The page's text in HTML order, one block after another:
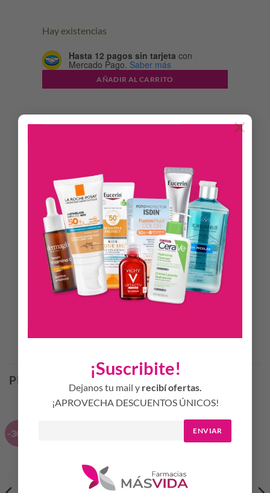
¡Suscribite!
Dejanos tu mail y recibí ofertas.
¡APROVECHA DESCUENTOS ÚNICOS!
ENVIAR
×
Hay existencias
Hasta 12 pagos sin tarjeta con
Mercado Pago. Saber más
AÑADIR AL CARRITO
DESCRIPCIÓN
Crema nutritiva antiage y bio-reparadora, especialmente
diseñada para el uso de noche. Contiene Alistin y
Fosfolípidos de Soja. Fórmula ultra liviana que atenúa los
efectos del paso del tiempo en la piel, estimula las células
productoras de colágeno y restablece la elasticidad de la piel.
En 4 semanas se alisan y corrigen visiblemente las arrugas.
Rasgos descansados, piel firme, tersa y elástica.
Hipoalargénica.
PRODUCTOS RELACIONADOS
-30%